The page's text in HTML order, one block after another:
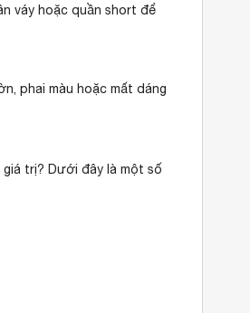
váy hoặc quần short để
phai màu hoặc mất dáng
trị? Dưới đây là một số